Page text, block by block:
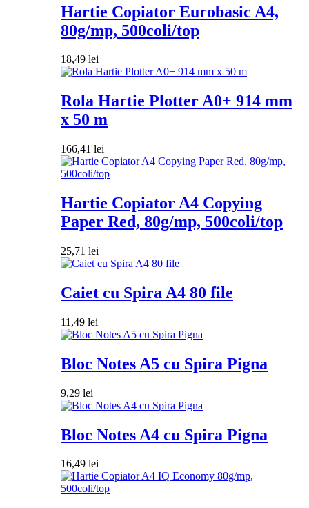
Hartie Copiator Eurobasic A4,
80g/mp, 500coli/top
18,49 lei
Rola Hartie Plotter A0+ 914 mm
x 50 m
166,41 lei
Hartie Copiator A4 Copying
Paper Red, 80g/mp, 500coli/top
25,71 lei
Caiet cu Spira A4 80 file
11,49 lei
Bloc Notes A5 cu Spira Pigna
9,29 lei
Bloc Notes A4 cu Spira Pigna
16,49 lei